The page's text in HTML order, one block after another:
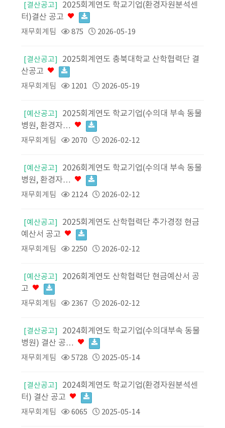
[결산공고]
2025회계연도 학교기업(환경자원분석센
터)결산 공고
재무회계팀 875 2026-05-19
[결산공고]
2025회계연도 충북대학교 산학협력단 결
산공고
재무회계팀 1201 2026-05-19
[예산공고]
2025회계연도 학교기업(수의대 부속 동물
병원, 환경자…
재무회계팀 2070 2026-02-12
[예산공고]
2026회계연도 학교기업(수의대 부속 동물
병원, 환경자…
재무회계팀 2124 2026-02-12
[예산공고]
2025회계연도 산학협력단 추가경정 현금
예산서 공고
재무회계팀 2250 2026-02-12
[예산공고]
2026회계연도 산학협력단 현금예산서 공
고
재무회계팀 2367 2026-02-12
[결산공고]
2024회계연도 학교기업(수의대부속 동물
병원) 결산 공…
재무회계팀 5728 2025-05-14
[결산공고]
2024회계연도 학교기업(환경자원분석센
터) 결산 공고
재무회계팀 6065 2025-05-14